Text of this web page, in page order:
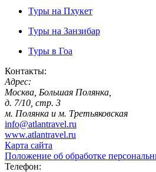
Туры на Пхукет
Туры на Занзибар
Туры в Гоа
Контакты:
Адрес:
Москва, Большая Полянка,
д. 7/10, стр. 3
м. Полянка и м. Третьяковская
info@atlantravel.ru
www.atlantravel.ru
Карта сайта
Положение об обработке
Телефон: